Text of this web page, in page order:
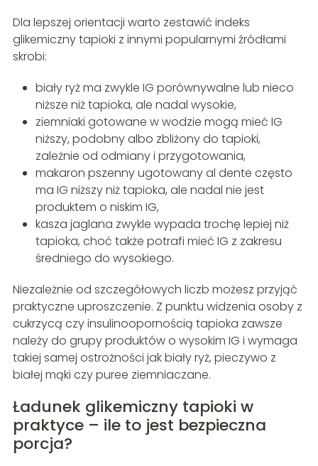
Dla lepszej orientacji warto zestawić indeks
glikemiczny tapioki z innymi popularnymi źródłami
skrobi:
biały ryż ma zwykle IG porównywalne lub nieco
niższe niż tapioka, ale nadal wysokie,
ziemniaki gotowane w wodzie mogą mieć IG
niższy, podobny albo zbliżony do tapioki,
zależnie od odmiany i przygotowania,
makaron pszenny ugotowany al dente często
ma IG niższy niż tapioka, ale nadal nie jest
produktem o niskim IG,
kasza jaglana zwykle wypada trochę lepiej niż
tapioka, choć także potrafi mieć IG z zakresu
średniego do wysokiego.
Niezależnie od szczegółowych liczb możesz przyjąć
praktyczne uproszczenie. Z punktu widzenia osoby z
cukrzycą czy insulinoopornością tapioka zawsze
należy do grupy produktów o wysokim IG i wymaga
takiej samej ostrożności jak biały ryż, pieczywo z
białej mąki czy puree ziemniaczane.
Ładunek glikemiczny tapioki w
praktyce – ile to jest bezpieczna
porcja?